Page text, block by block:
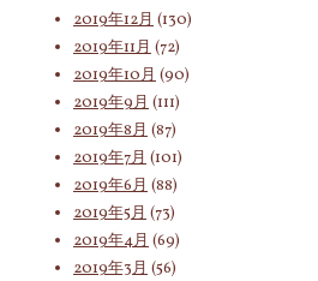
2019年12月 (130)
2019年11月 (72)
2019年10月 (90)
2019年9月 (111)
2019年8月 (87)
2019年7月 (101)
2019年6月 (88)
2019年5月 (73)
2019年4月 (69)
2019年3月 (56)